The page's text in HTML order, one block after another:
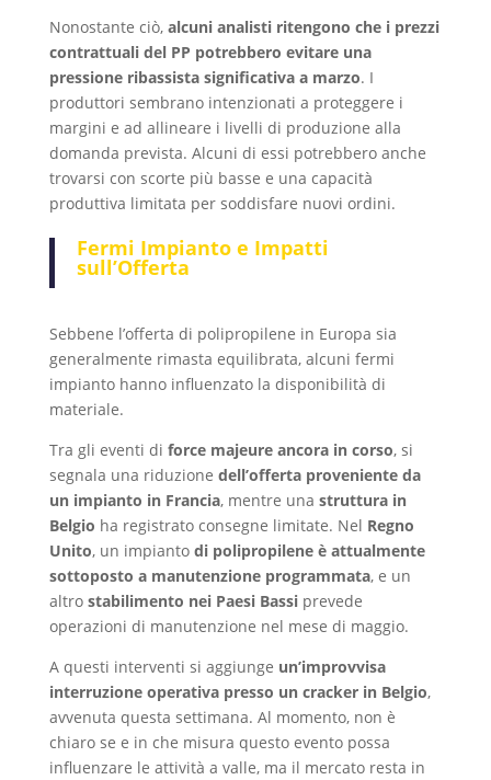
Nonostante ciò, alcuni analisti ritengono che i prezzi
contrattuali del PP potrebbero evitare una
pressione ribassista significativa a marzo. I
produttori sembrano intenzionati a proteggere i
margini e ad allineare i livelli di produzione alla
domanda prevista. Alcuni di essi potrebbero anche
trovarsi con scorte più basse e una capacità
produttiva limitata per soddisfare nuovi ordini.
Fermi Impianto e Impatti
sull’Offerta
Sebbene l’offerta di polipropilene in Europa sia
generalmente rimasta equilibrata, alcuni fermi
impianto hanno influenzato la disponibilità di
materiale.
Tra gli eventi di force majeure ancora in corso, si
segnala una riduzione dell’offerta proveniente da
un impianto in Francia, mentre una struttura in
Belgio ha registrato consegne limitate. Nel Regno
Unito, un impiantodi polipropilene è attualmente
sottoposto a manutenzione programmata, e un
altro stabilimento nei Paesi Bassiprevede
operazioni di manutenzione nel mese di maggio.
A questi interventi si aggiunge un’improvvisa
interruzione operativa presso un cracker in Belgio,
avvenuta questa settimana. Al momento, non è
chiaro se e in che misura questo evento possa
influenzare le attività a valle, ma il mercato resta in